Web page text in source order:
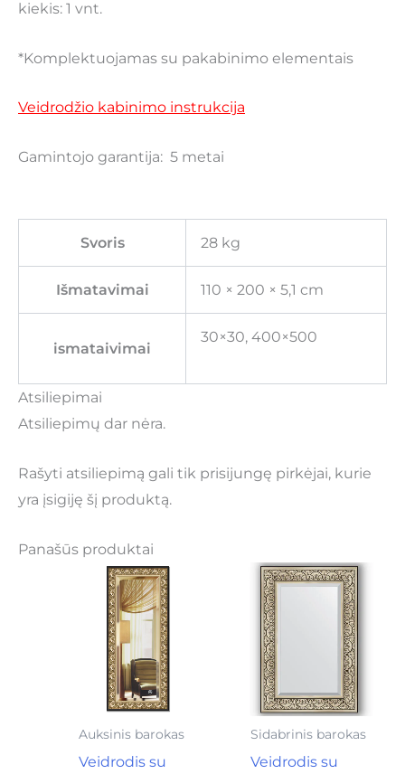
kiekis: 1 vnt.
*Komplektuojamas su pakabinimo elementais
Veidrodžio kabinimo instrukcija
Gamintojo garantija: 5 metai
Svoris 28 kg
Išmatavimai 110 × 200 × 5,1 cm
ismataivimai
30×30, 400×500
Atsiliepimai
Atsiliepimų dar nėra.
Rašyti atsiliepimą gali tik prisijungę pirkėjai, kurie
yra įsigiję šį produktą.
Panašūs produktai
Auksinis barokas
Veidrodis su
Sidabrinis barokas
Veidrodis su